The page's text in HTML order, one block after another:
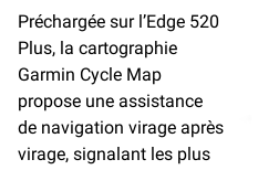
Préchargée sur l’Edge 520
Plus, la cartographie
Garmin Cycle Map
propose une assistance
de navigation virage après
virage, signalant les plus